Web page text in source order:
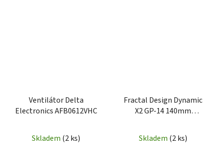
Ventilátor Delta
Electronics AFB0612VHC
Skladem (2 ks)
Fractal Design Dynamic
X2 GP-14 140mm
ventilátor
Skladem (2 ks)